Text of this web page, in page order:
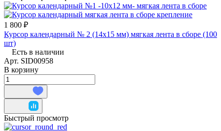
1 800 ₽
Курсор календарный № 2 (14x15 мм) мягкая лента в сборе (100
шт)
Есть в наличии
Арт. SID00958
В корзину
Быстрый просмотр